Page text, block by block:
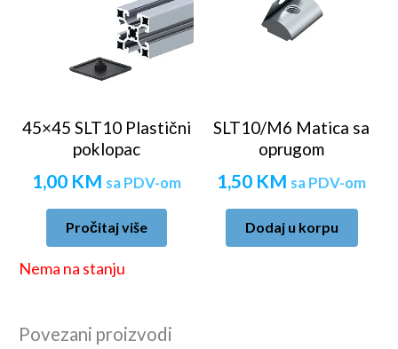
45×45 SLT10 Plastični
poklopac
1,00 KM sa PDV-om
Pročitaj više
Nema na stanju
SLT10/M6 Matica sa
oprugom
1,50 KM sa PDV-om
Dodaj u korpu
Povezani proizvodi